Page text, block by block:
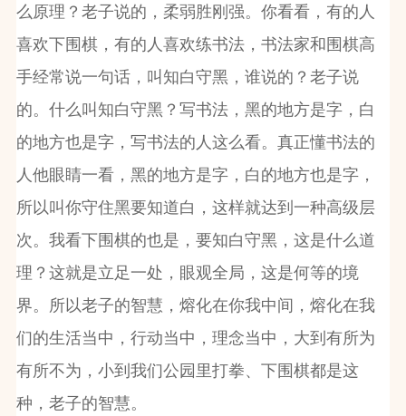
么原理？老子说的，柔弱胜刚强。你看看，有的人
喜欢下围棋，有的人喜欢练书法，书法家和围棋高
手经常说一句话，叫知白守黑，谁说的？老子说
的。什么叫知白守黑？写书法，黑的地方是字，白
的地方也是字，写书法的人这么看。真正懂书法的
人他眼睛一看，黑的地方是字，白的地方也是字，
所以叫你守住黑要知道白，这样就达到一种高级层
次。我看下围棋的也是，要知白守黑，这是什么道
理？这就是立足一处，眼观全局，这是何等的境
界。所以老子的智慧，熔化在你我中间，熔化在我
们的生活当中，行动当中，理念当中，大到有所为
有所不为，小到我们公园里打拳、下围棋都是这
种，老子的智慧。